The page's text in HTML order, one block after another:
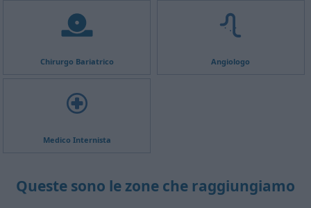
Chirurgo Bariatrico Angiologo
Medico Internista
Queste sono le zone che raggiungiamo